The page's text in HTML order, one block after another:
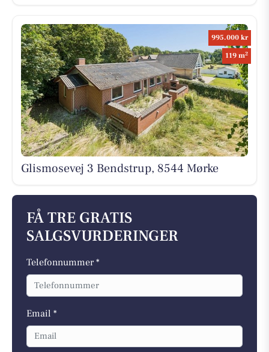
995.000 kr
119 m2
Glismosevej 3 Bendstrup, 8544 Mørke
FÅ TRE GRATIS
SALGSVURDERINGER
Telefonnummer *
Email *